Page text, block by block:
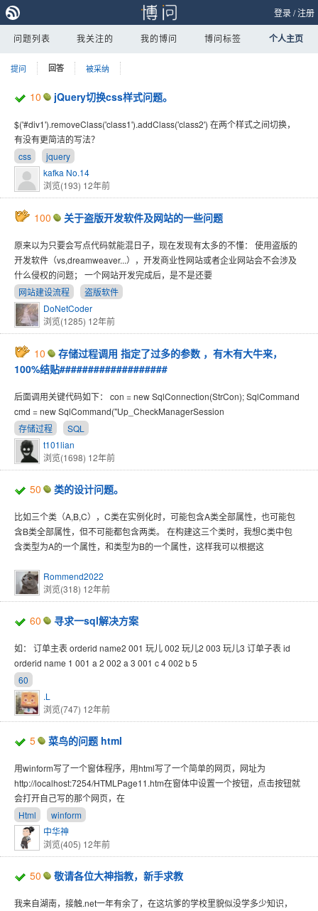
登录/注册
问题列表 我关注的 我的博问 博问标签 个人主页
提问 回答 被采纳
10 jQuery切换css样式问题。
$('#div1').removeClass('class1').addClass('class2') 在两个样式之间切换，
有没有更简洁的写法？
css
jquery
kafka No.14
浏览(193) 12年前
100 关于盗版开发软件及网站的一些问题
原来以为只要会写点代码就能混日子，现在发现有太多的不懂： 使用盗版的
开发软件（vs,dreamweaver...），开发商业性网站或者企业网站会不会涉及
什么侵权的问题； 一个网站开发完成后，是不是还要
网站建设流程
盗版软件
DoNetCoder
浏览(1285) 12年前
10
存储过程调用 指定了过多的参数 ，有木有大牛来，
100%结贴###################
后面调用关键代码如下： con = new SqlConnection(StrCon); SqlCommand
cmd = new SqlCommand("Up_CheckManagerSession
存储过程
SQL
t101lian
浏览(1698) 12年前
50 类的设计问题。
比如三个类（A,B,C），C类在实例化时，可能包含A类全部属性，也可能包
含B类全部属性，但不可能都包含两类。 在构建这三个类时，我想C类中包
含类型为A的一个属性，和类型为B的一个属性，这样我可以根据这
Rommend2022
浏览(318) 12年前
60 寻求一sql解决方案
如： 订单主表 orderid name2 001 玩儿 002 玩儿2 003 玩儿3 订单子表 id
orderid name 1 001 a 2 002 a 3 001 c 4 002 b 5
60
.L
浏览(747) 12年前
5 菜鸟的问题 html
用winform写了一个窗体程序，用html写了一个简单的网页，网址为
http://localhost:7254/HTMLPage11.htm在窗体中设置一个按钮，点击按钮就
会打开自己写的那个网页，在
Html
winform
中华神
浏览(405) 12年前
50 敬请各位大神指教，新手求教
我来自湖南，接触.net一年有余了，在这坑爹的学校里貌似没学多少知识，